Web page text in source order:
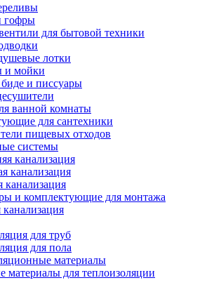
гофры
для бытовой техники
лотки
и мойки
и писсуары
ванной комнаты
для сантехники
пищевых отходов
системы
канализация
канализация
канализация
и комплектующие для монтажа
для труб
для пола
материалы
материалы для теплоизоляции